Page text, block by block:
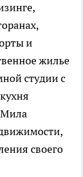
и
жилье
студии с
Мила
своего